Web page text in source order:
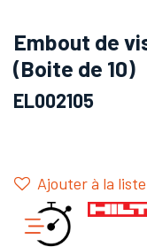
Embout de
(Boite de 10)
EL002105
Ajouter à la